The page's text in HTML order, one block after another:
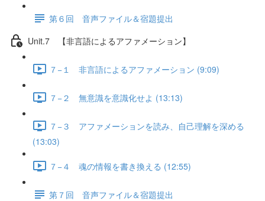
第６回 音声ファイル＆宿題提出
Unit.7 【非言語によるアファメーション】
７−１ 非言語によるアファメーション (9:09)
７−２ 無意識を意識化せよ (13:13)
７−３ アファメーションを読み、自己理解を深める
(13:03)
７−４ 魂の情報を書き換える (12:55)
第７回 音声ファイル＆宿題提出